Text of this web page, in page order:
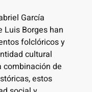
García
Luis Borges han
folclóricos y
cultural
combinación de
estos